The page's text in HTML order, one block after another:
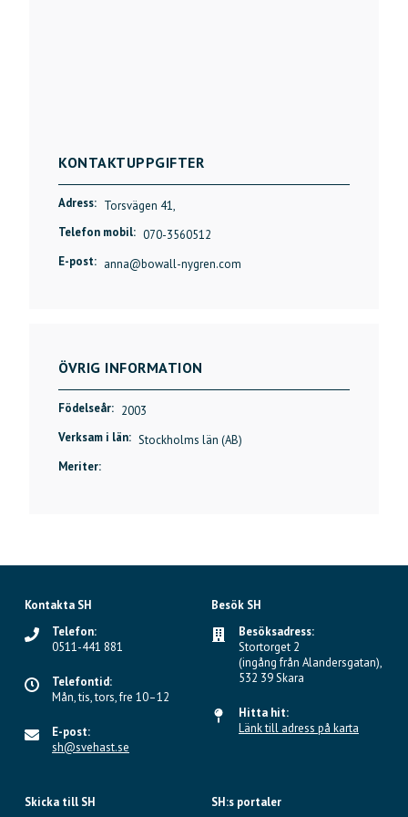
KONTAKTUPPGIFTER
Adress: Torsvägen 41,
Telefon mobil: 070-3560512
E-post: anna@bowall-nygren.com
ÖVRIG INFORMATION
Födelseår: 2003
Verksam i län: Stockholms län (AB)
Meriter:
Kontakta SH
Telefon:
0511-441 881
Telefontid:
Mån, tis, tors, fre 10–12
E-post:
sh@svehast.se
Besök SH
Besöksadress:
Stortorget 2
(ingång från Alandersgatan),
532 39 Skara
Hitta hit:
Länk till adress på karta
Skicka till SH SH:s portaler